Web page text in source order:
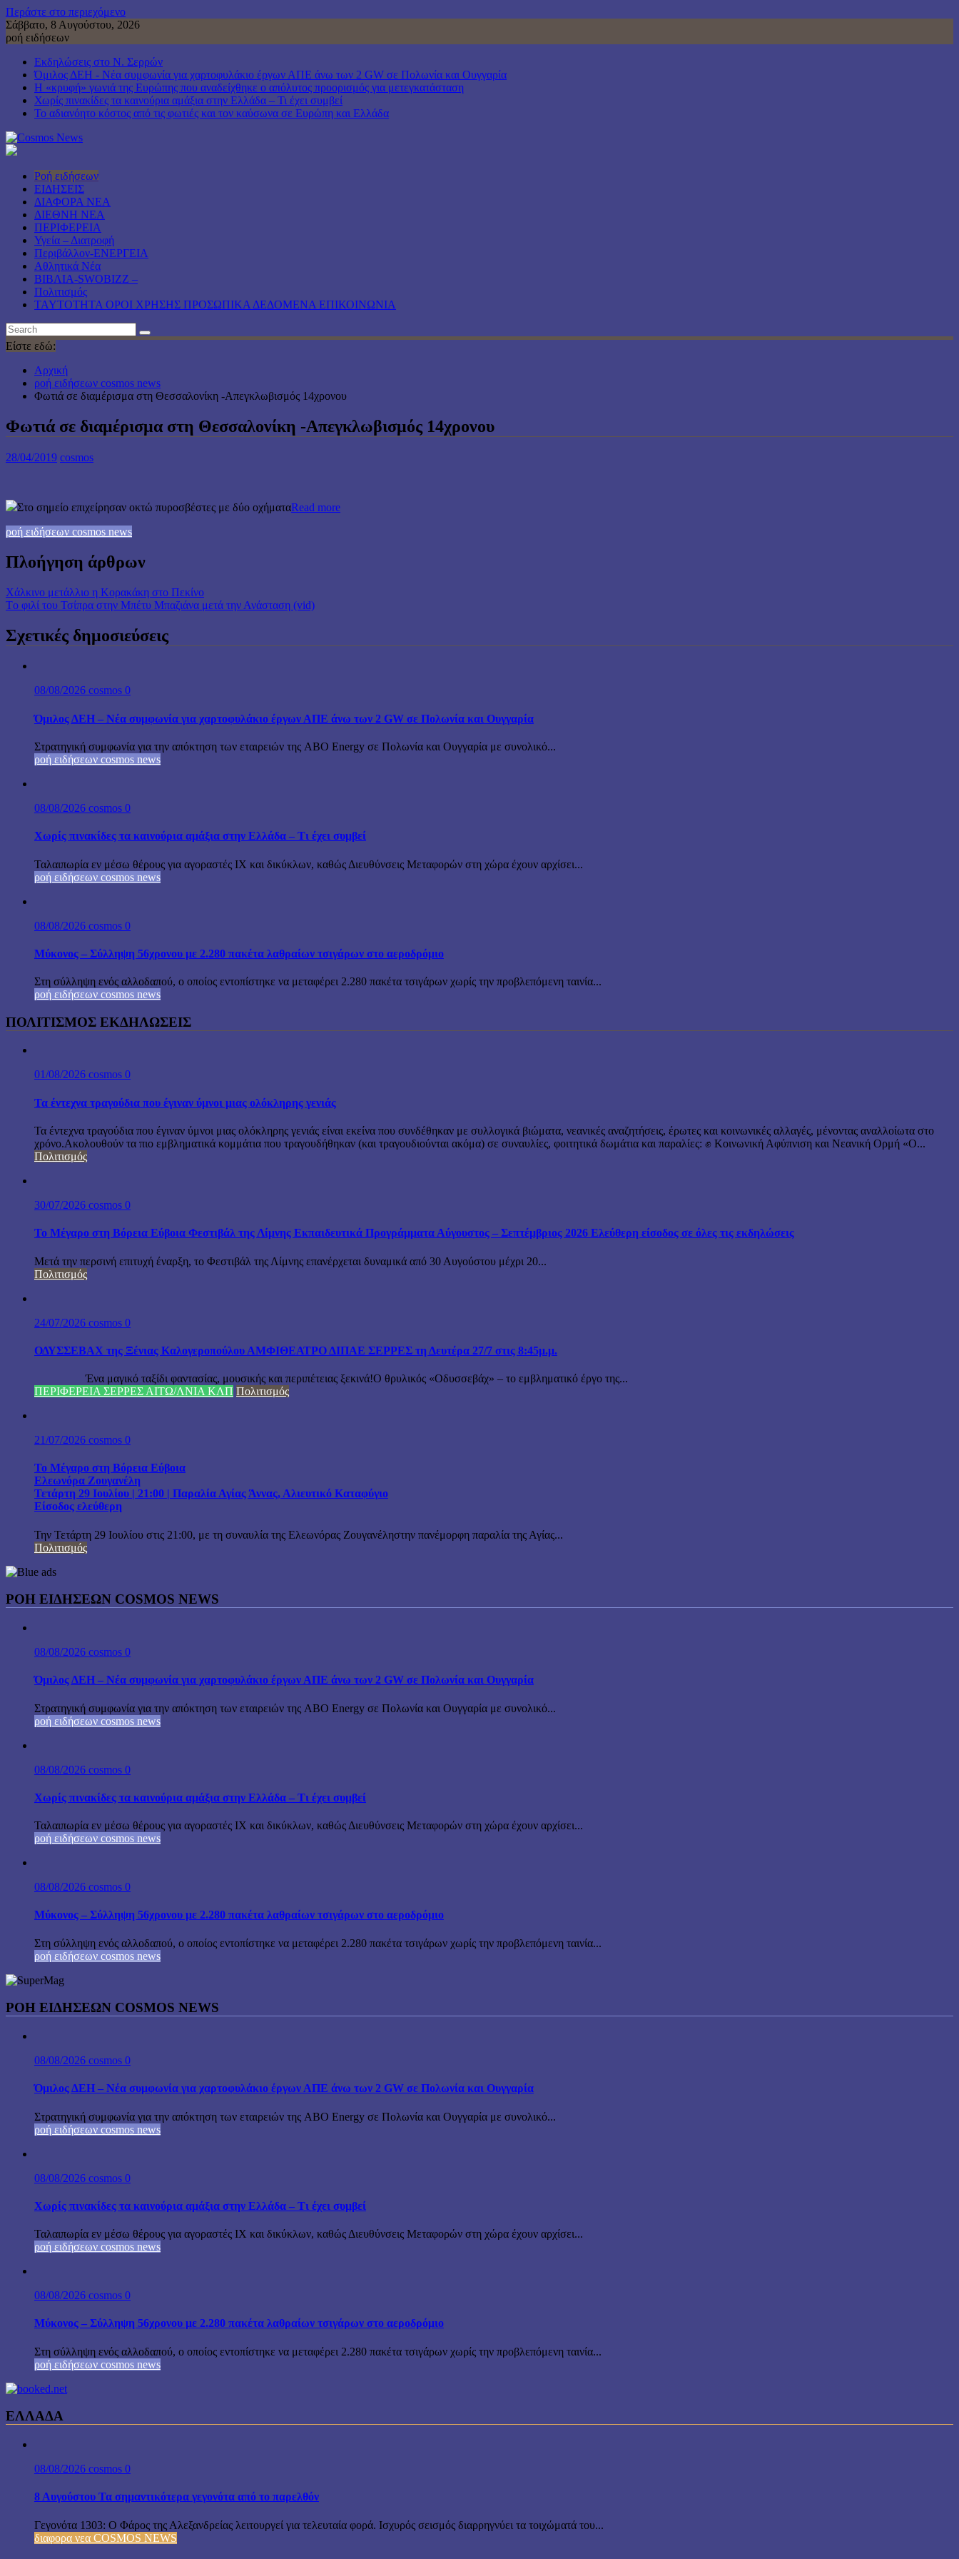
Περάστε στο περιεχόμενο
Σάββατο, 8 Αυγούστου, 2026
ροή ειδήσεων
Εκδηλώσεις στο Ν. Σερρών
Όμιλος ΔΕΗ - Νέα συμφωνία για χαρτοφυλάκιο έργων ΑΠΕ άνω των 2 GW σε Πολωνία και Ουγγαρία
Η «κρυφή» γωνιά της Ευρώπης που αναδείχθηκε ο απόλυτος προορισμός για μετεγκατάσταση
Χωρίς πινακίδες τα καινούρια αμάξια στην Ελλάδα – Τι έχει συμβεί
Το αδιανόητο κόστος από τις φωτιές και τον καύσωνα σε Ευρώπη και Ελλάδα
Ροή ειδήσεων
ΕΙΔΗΣΕΙΣ
ΔΙΑΦΟΡΑ ΝΕΑ
ΔΙΕΘΝΗ ΝΕΑ
ΠΕΡΙΦΕΡΕΙΑ
Υγεία – Διατροφή
Περιβάλλον-ΕΝΕΡΓΕΙΑ
Αθλητικά Νέα
ΒΙΒΛΙΑ-SWOBIZZ –
Πολιτισμός
TAYTOTHTA ΟΡΟΙ ΧΡΗΣΗΣ ΠΡΟΣΩΠΙΚΑ ΔΕΔΟΜΕΝΑ ΕΠΙΚΟΙΝΩΝΙΑ
Είστε εδώ:
Αρχική
ροή ειδήσεων cosmos news
Φωτιά σε διαμέρισμα στη Θεσσαλονίκη -Aπεγκλωβισμός 14χρονου
Φωτιά σε διαμέρισμα στη Θεσσαλονίκη -Aπεγκλωβισμός 14χρονου
28/04/2019 cosmos
Στο σημείο επιχείρησαν οκτώ πυροσβέστες με δύο οχήματαRead more
ροή ειδήσεων cosmos news
Πλοήγηση άρθρων
Χάλκινο μετάλλιο η Κορακάκη στο Πεκίνο
Τo φιλί του Τσίπρα στην Μπέτυ Μπαζιάνα μετά την Ανάσταση (vid)
Σχετικές δημοσιεύσεις
08/08/2026 cosmos 0
Όμιλος ΔΕΗ – Νέα συμφωνία για χαρτοφυλάκιο έργων ΑΠΕ άνω των 2 GW σε Πολωνία και Ουγγαρία
Στρατηγική συμφωνία για την απόκτηση των εταιρειών της ABO Energy σε Πολωνία και Ουγγαρία με συνολικό...
ροή ειδήσεων cosmos news
08/08/2026 cosmos 0
Χωρίς πινακίδες τα καινούρια αμάξια στην Ελλάδα – Τι έχει συμβεί
Ταλαιπωρία εν μέσω θέρους για αγοραστές ΙΧ και δικύκλων, καθώς Διευθύνσεις Μεταφορών στη χώρα έχουν αρχίσει...
ροή ειδήσεων cosmos news
08/08/2026 cosmos 0
Μύκονος – Σύλληψη 56χρονου με 2.280 πακέτα λαθραίων τσιγάρων στο αεροδρόμιο
Στη σύλληψη ενός αλλοδαπού, ο οποίος εντοπίστηκε να μεταφέρει 2.280 πακέτα τσιγάρων χωρίς την προβλεπόμενη ταινία...
ροή ειδήσεων cosmos news
ΠΟΛΙΤΙΣΜΟΣ ΕΚΔΗΛΩΣΕΙΣ
01/08/2026 cosmos 0
Τα έντεχνα τραγούδια που έγιναν ύμνοι μιας ολόκληρης γενιάς
Τα έντεχνα τραγούδια που έγιναν ύμνοι μιας ολόκληρης γενιάς είναι εκείνα που συνδέθηκαν με συλλογικά βιώματα, νεανικές αναζητήσεις, έρωτες και κοινωνικές αλλαγές, μένοντας αναλλοίωτα στο
χρόνο.Ακολουθούν τα πιο εμβληματικά κομμάτια που τραγουδήθηκαν (και τραγουδιούνται ακόμα) σε συναυλίες, φοιτητικά δωμάτια και παραλίες: ✊ Κοινωνική Αφύπνιση και Νεανική Ορμή «Ο...
Πολιτισμός
30/07/2026 cosmos 0
Το Μέγαρο στη Βόρεια Εύβοια Φεστιβάλ της Λίμνης Εκπαιδευτικά Προγράμματα Αύγουστος – Σεπτέμβριος 2026 Ελεύθερη είσοδος σε όλες τις εκδηλώσεις
Μετά την περσινή επιτυχή έναρξη, το Φεστιβάλ της Λίμνης επανέρχεται δυναμικά από 30 Αυγούστου μέχρι 20...
Πολιτισμός
24/07/2026 cosmos 0
ΟΔΥΣΣΕΒΑΧ της Ξένιας Καλογεροπούλου ΑΜΦΙΘΕΑΤΡΟ ΔΙΠΑΕ ΣΕΡΡΕΣ τη Δευτέρα 27/7 στις 8:45μ.μ.
Ένα μαγικό ταξίδι φαντασίας, μουσικής και περιπέτειας ξεκινά!Ο θρυλικός «Οδυσσεβάχ» – το εμβληματικό έργο της...
ΠΕΡΙΦΕΡΕΙΑ ΣΕΡΡΕΣ ΑΙΤΩ/ΛΝΙΑ ΚΛΠ Πολιτισμός
21/07/2026 cosmos 0
Το Μέγαρο στη Βόρεια Εύβοια
Ελεωνόρα Ζουγανέλη
Τετάρτη 29 Ιουλίου | 21:00 | Παραλία Αγίας Άννας, Αλιευτικό Καταφύγιο
Είσοδος ελεύθερη
Την Τετάρτη 29 Ιουλίου στις 21:00, με τη συναυλία της Ελεωνόρας Ζουγανέληστην πανέμορφη παραλία της Αγίας...
Πολιτισμός
ΡΟΗ ΕΙΔΗΣΕΩΝ COSMOS NEWS
08/08/2026 cosmos 0
Όμιλος ΔΕΗ – Νέα συμφωνία για χαρτοφυλάκιο έργων ΑΠΕ άνω των 2 GW σε Πολωνία και Ουγγαρία
Στρατηγική συμφωνία για την απόκτηση των εταιρειών της ABO Energy σε Πολωνία και Ουγγαρία με συνολικό...
ροή ειδήσεων cosmos news
08/08/2026 cosmos 0
Χωρίς πινακίδες τα καινούρια αμάξια στην Ελλάδα – Τι έχει συμβεί
Ταλαιπωρία εν μέσω θέρους για αγοραστές ΙΧ και δικύκλων, καθώς Διευθύνσεις Μεταφορών στη χώρα έχουν αρχίσει...
ροή ειδήσεων cosmos news
08/08/2026 cosmos 0
Μύκονος – Σύλληψη 56χρονου με 2.280 πακέτα λαθραίων τσιγάρων στο αεροδρόμιο
Στη σύλληψη ενός αλλοδαπού, ο οποίος εντοπίστηκε να μεταφέρει 2.280 πακέτα τσιγάρων χωρίς την προβλεπόμενη ταινία...
ροή ειδήσεων cosmos news
ΡΟΉ ΕΙΔΉΣΕΩΝ COSMOS NEWS
08/08/2026 cosmos 0
Όμιλος ΔΕΗ – Νέα συμφωνία για χαρτοφυλάκιο έργων ΑΠΕ άνω των 2 GW σε Πολωνία και Ουγγαρία
Στρατηγική συμφωνία για την απόκτηση των εταιρειών της ABO Energy σε Πολωνία και Ουγγαρία με συνολικό...
ροή ειδήσεων cosmos news
08/08/2026 cosmos 0
Χωρίς πινακίδες τα καινούρια αμάξια στην Ελλάδα – Τι έχει συμβεί
Ταλαιπωρία εν μέσω θέρους για αγοραστές ΙΧ και δικύκλων, καθώς Διευθύνσεις Μεταφορών στη χώρα έχουν αρχίσει...
ροή ειδήσεων cosmos news
08/08/2026 cosmos 0
Μύκονος – Σύλληψη 56χρονου με 2.280 πακέτα λαθραίων τσιγάρων στο αεροδρόμιο
Στη σύλληψη ενός αλλοδαπού, ο οποίος εντοπίστηκε να μεταφέρει 2.280 πακέτα τσιγάρων χωρίς την προβλεπόμενη ταινία...
ροή ειδήσεων cosmos news
ΕΛΛΑΔΑ
08/08/2026 cosmos 0
8 Αυγούστου Τα σημαντικότερα γεγονότα από το παρελθόν
Γεγονότα 1303: Ο Φάρος της Αλεξανδρείας λειτουργεί για τελευταία φορά. Ισχυρός σεισμός διαρρηγνύει τα τοιχώματά του...
διαφορα νεα COSMOS NEWS